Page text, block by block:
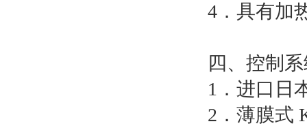
4．具有加
四、控制
1．进口日
2．薄膜式